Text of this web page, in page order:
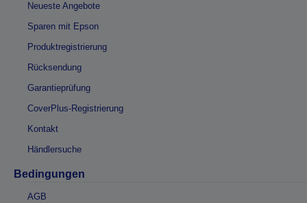
Neueste Angebote
Sparen mit Epson
Produktregistrierung
Rücksendung
Garantieprüfung
CoverPlus-Registrierung
Kontakt
Händlersuche
Bedingungen
AGB